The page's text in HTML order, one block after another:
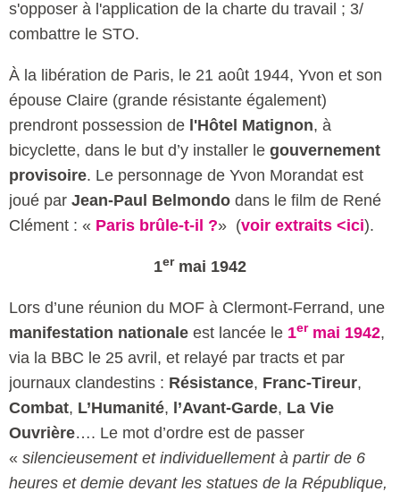
s'opposer à l'application de la charte du travail ; 3/
combattre le STO.
À la libération de Paris, le 21 août 1944, Yvon et son
épouse Claire (grande résistante également)
prendront possession de l'Hôtel Matignon, à
bicyclette, dans le but d’y installer le gouvernement
provisoire. Le personnage de Yvon Morandat est
joué par Jean-Paul Belmondo dans le film de René
Clément : « Paris brûle-t-il ?» (voir extraits <ici).
1ermai 1942
Lors d’une réunion du MOF à Clermont-Ferrand, une
manifestation nationale est lancée le 1ermai 1942,
via la BBC le 25 avril, et relayé par tracts et par
journaux clandestins : Résistance, Franc-Tireur,
Combat, L’Humanité, l’Avant-Garde, La Vie
Ouvrière…. Le mot d’ordre est de passer
« silencieusement et individuellement à partir de 6
heures et demie devant les statues de la République,